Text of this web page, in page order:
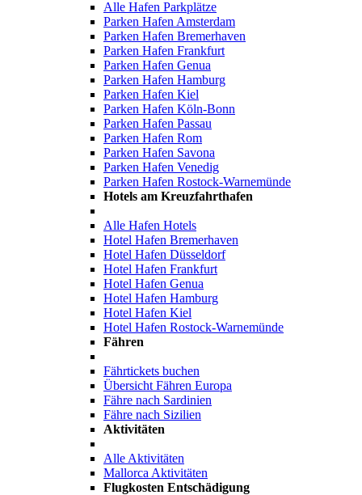
Alle Hafen Parkplätze
Parken Hafen Amsterdam
Parken Hafen Bremerhaven
Parken Hafen Frankfurt
Parken Hafen Genua
Parken Hafen Hamburg
Parken Hafen Kiel
Parken Hafen Köln-Bonn
Parken Hafen Passau
Parken Hafen Rom
Parken Hafen Savona
Parken Hafen Venedig
Parken Hafen Rostock-Warnemünde
Hotels am Kreuzfahrthafen
Alle Hafen Hotels
Hotel Hafen Bremerhaven
Hotel Hafen Düsseldorf
Hotel Hafen Frankfurt
Hotel Hafen Genua
Hotel Hafen Hamburg
Hotel Hafen Kiel
Hotel Hafen Rostock-Warnemünde
Fähren
Fährtickets buchen
Übersicht Fähren Europa
Fähre nach Sardinien
Fähre nach Sizilien
Aktivitäten
Alle Aktivitäten
Mallorca Aktivitäten
Flugkosten Entschädigung